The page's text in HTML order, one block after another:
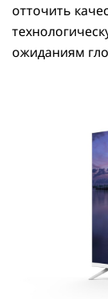
отточить
ожиданиям